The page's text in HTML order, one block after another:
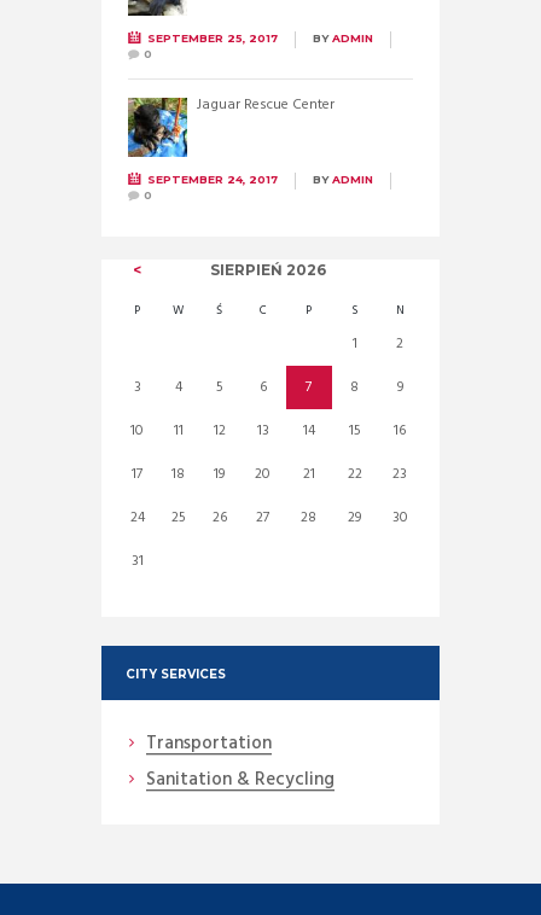
SEPTEMBER 25, 2017 BYADMIN
0
Jaguar Rescue Center
SEPTEMBER 24, 2017 BYADMIN
0
SIERPIEŃ 2026
P W Ś C P S N
1
2
3
4 5 6 7 8
9
10
11 12 13 14 15
16
17
18 19 20 21 22
23
24
25 26 27 28 29
30
31
CITY SERVICES
Transportation
Sanitation & Recycling